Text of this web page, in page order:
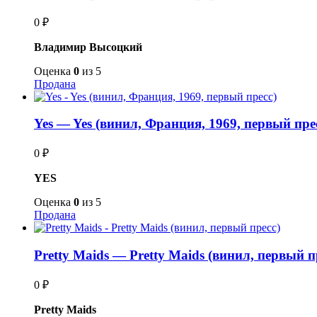
0 ₽
Владимир Высоцкий
Оценка 0 из 5
Продана
Yes — Yes (винил, Франция, 1969, первый
0 ₽
YES
Оценка 0 из 5
Продана
Pretty Maids — Pretty Maids (винил, первый
0 ₽
Pretty Maids